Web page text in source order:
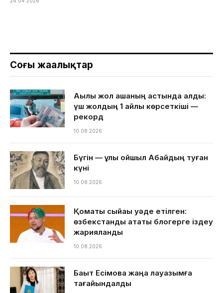
Соңғы жаңалықтар
Ақылы жол ақшаның астында қалды:
үш жолдың 1 айлық көрсеткіші —
рекорд
10.08.2026
Бүгін — ұлы ойшыл Абайдың туған
күні
10.08.2026
Қомақты сыйақы уәде етілген:
өзбекстандық атақты блогерге іздеу
жарияланды
10.08.2026
Бақыт Есімова жаңа лауазымға
тағайындалды